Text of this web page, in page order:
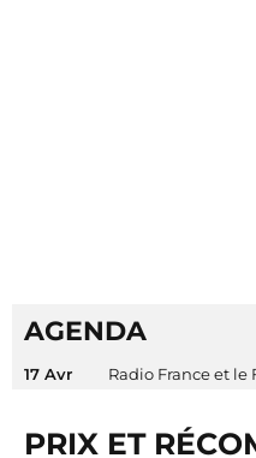
AGENDA
17 Avr Radio France et le
PRIX ET